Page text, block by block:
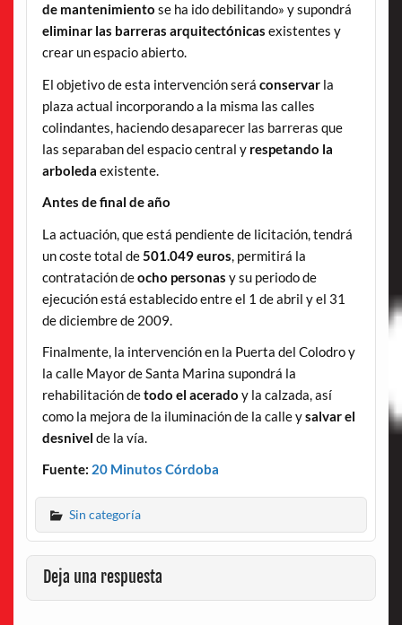
de mantenimiento se ha ido debilitando» y supondrá
eliminar las barreras arquitectónicas existentes y
crear un espacio abierto.
El objetivo de esta intervención será conservar la
plaza actual incorporando a la misma las calles
colindantes, haciendo desaparecer las barreras que
las separaban del espacio central y respetando la
arboleda existente.
Antes de final de año
La actuación, que está pendiente de licitación, tendrá
un coste total de501.049 euros, permitirá la
contratación deocho personas y su periodo de
ejecución está establecido entre el 1 de abril y el 31
de diciembre de 2009.
Finalmente, la intervención en la Puerta del Colodro y
la calle Mayor de Santa Marina supondrá la
rehabilitación detodo el acerado y la calzada, así
como la mejora de la iluminación de la calle ysalvar el
desnivel de la vía.
Fuente: 20 Minutos Córdoba
Sin categoría
Deja una respuesta